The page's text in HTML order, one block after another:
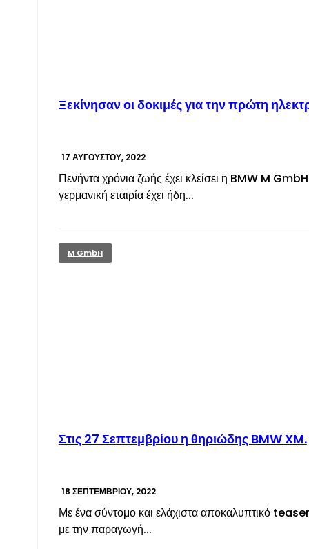
Ξεκίνησαν οι δοκιμές για την πρώτη
17 ΑΥΓΟΎΣΤΟΥ, 2022
Πενήντα χρόνια ζωής έχει κλείσει η BMW M
γερμανική εταιρία έχει ήδη...
M GmbH
Στις 27 Σεπτεμβρίου η θηριώδης BMW XM.
18 ΣΕΠΤΕΜΒΡΊΟΥ, 2022
Με ένα σύντομο και ελάχιστα αποκαλυπτικό
με την παραγωγή...